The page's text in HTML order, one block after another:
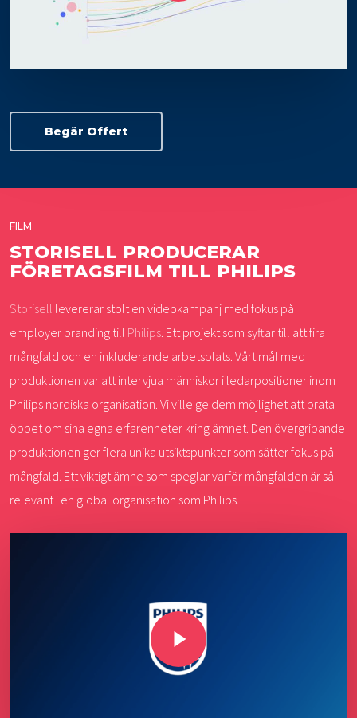
Begär Offert
FILM
STORISELL PRODUCERAR
FÖRETAGSFILM TILL PHILIPS
Storisell levererar stolt en videokampanj med fokus på
employer branding till Philips. Ett projekt som syftar till att fira
mångfald och en inkluderande arbetsplats. Vårt mål med
produktionen var att intervjua människor i ledarpositioner inom
Philips nordiska organisation. Vi ville ge dem möjlighet att prata
öppet om sina egna erfarenheter kring ämnet. Den övergripande
produktionen ger flera unika utsiktspunkter som sätter fokus på
mångfald. Ett viktigt ämne som speglar varför mångfalden är så
relevant i en global organisation som Philips.
Play Video